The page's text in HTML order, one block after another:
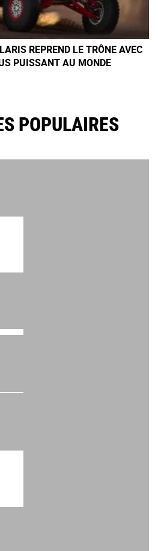
REPREND LE TRÔNE AVEC
PUISSANT AU MONDE
POPULAIRES